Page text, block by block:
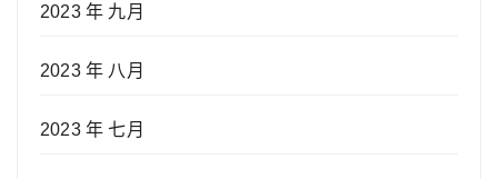
2023 年 九月
2023 年 八月
2023 年 七月